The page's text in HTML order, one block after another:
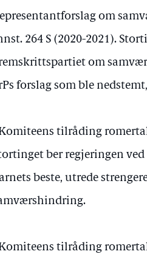
om
264 S (2020-2021).
om
forslag som ble
tilråding
ber regjeringen
beste, utrede
tilråding